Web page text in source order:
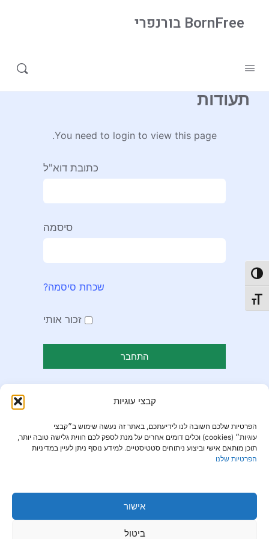
קבצי עוגיות
הפרטיות שלכם חשובה לנו לידיעתכם, באתר זה נעשה שימוש ב״קבצי
עוגיות״ (cookies) וכלים דומים אחרים על מנת לספק לכם חווית גלישה טובה יותר,
תוכן מותאם אישי וביצוע ניתוחים סטטיסטיים. למידע נוסף ניתן לעיין במדיניות
הפרטיות שלנו
אישור
ביטול
הפעל/כבה ניגודיות גבוהה
מתג גודל גופן
BornFree בורנפרי
Home
תעודות
You need to login to view this page.
כתובת דוא"ל
סיסמה
שכחת סיסמה?
זכור אותי